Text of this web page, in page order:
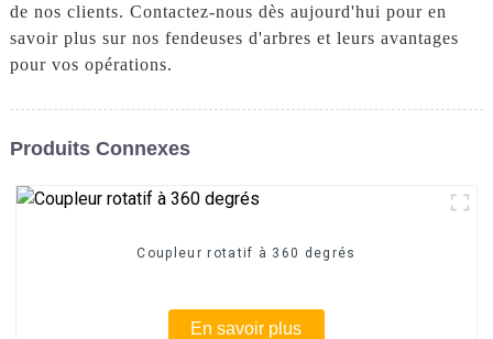
de nos clients. Contactez-nous dès aujourd'hui pour en
savoir plus sur nos fendeuses d'arbres et leurs avantages
pour vos opérations.
Produits Connexes
Coupleur rotatif à 360 degrés
En savoir plus